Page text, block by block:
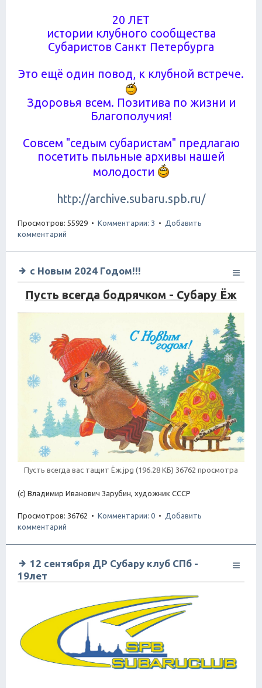
20 ЛЕТ
истории клубного сообщества
Субаристов Санкт Петербурга
Это ещё один повод, к клубной встрече.
Здоровья всем. Позитива по жизни и
Благополучия!
Совсем "седым субаристам" предлагаю
посетить пыльные архивы нашей
молодости
http://archive.subaru.spb.ru/
Просмотров: 55929 • Комментарии: 3 •
Добавить
комментарий
с Новым 2024 Годом!!!
Пусть всегда бодрячком - Субару Ёж
Пусть всегда вас тащит Ёж.jpg (196.28 КБ) 36762 просмотра
(с) Владимир Иванович Зарубин, художник СССР
Просмотров: 36762 • Комментарии: 0 •
Добавить
комментарий
12 сентября ДР Субару клуб СПб -
19лет